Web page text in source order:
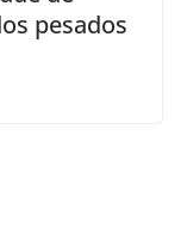
pesados